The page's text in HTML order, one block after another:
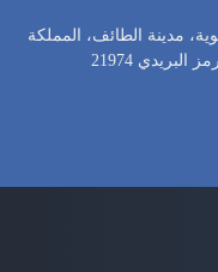
مدينة الطائف، المملكة